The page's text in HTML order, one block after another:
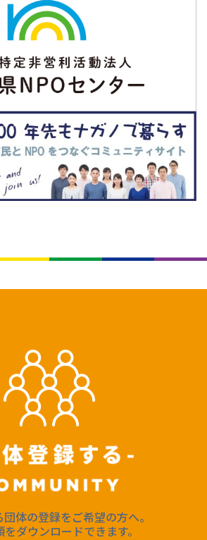
体の登録をご希望の方へ。
ダウンロードできます。